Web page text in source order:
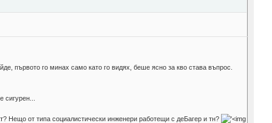
първото го минах само като го видях, беше ясно за кво става въпрос.
Нещо от типа социалистически инженери работещи с деБагер и тн?